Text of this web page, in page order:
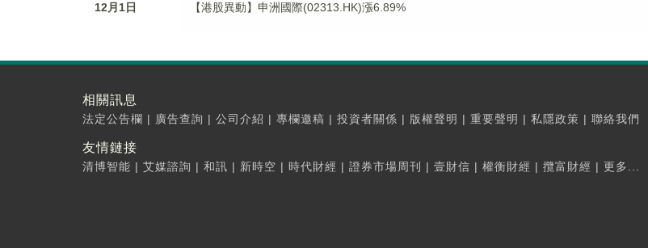
12月1日 【港股異動】申洲國際(02313.HK)漲6.89%
相關訊息
法定公告欄 | 廣告查詢 | 公司介紹 | 專欄邀稿 | 投資者關係 | 版權聲明 | 重要聲明 | 私隱政策 | 聯絡我們
友情鏈接
清博智能 | 艾媒諮詢 | 和訊 | 新時空 | 時代財經 | 證券市場周刊 | 壹財信 | 權衡財經 | 攬富財經 | 更多...